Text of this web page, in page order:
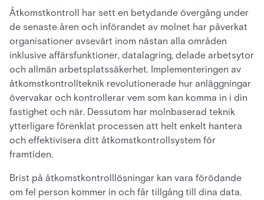
Åtkomstkontroll har sett en betydande övergång under
de senaste åren och införandet av molnet har påverkat
organisationer avsevärt inom nästan alla områden
inklusive affärsfunktioner, datalagring, delade arbetsytor
och allmän arbetsplatssäkerhet. Implementeringen av
åtkomstkontrollteknik revolutionerade hur anläggningar
övervakar och kontrollerar vem som kan komma in i din
fastighet och när. Dessutom har molnbaserad teknik
ytterligare förenklat processen att helt enkelt hantera
och effektivisera ditt åtkomstkontrollsystem för
framtiden.
Brist på åtkomstkontrolllösningar kan vara förödande
om fel person kommer in och får tillgång till dina data.